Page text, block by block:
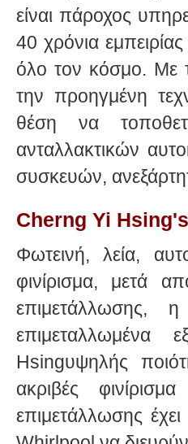
είναι πάροχος
40 χρόνια
όλο τον κόσμο. Με
την προηγμένη
θέση να
ανταλλακτικών
συσκευών,
Cherng Yi
Φωτεινή, λεία,
φινίρισμα, μετά
επιμετάλλωσης,
επιμεταλλωμένα
Hsingυψηλής
ακριβές
επιμετάλλωσης